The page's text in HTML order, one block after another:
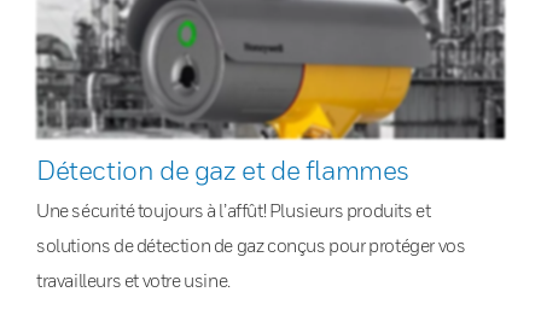
Détection de gaz et de flammes
Une sécurité toujours à l’affût! Plusieurs produits et
solutions de détection de gaz conçus pour protéger vos
travailleurs et votre usine.